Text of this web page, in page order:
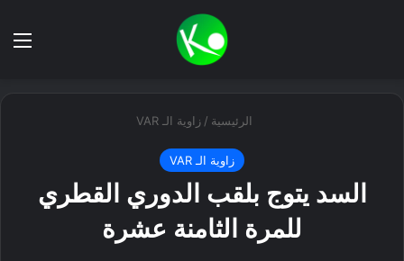
الرئيسية / زاوية الـ VAR
زاوية الـ VAR
السد يتوج بلقب الدوري القطري
للمرة الثامنة عشرة